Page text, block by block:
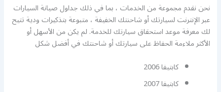
نحن نقدم مجموعة من الخدمات ، بما في ذلك جداول صيانة السيارات
عبر الإنترنت لسيارتك أو شاحنتك الخفيفة ، متبوعة بتذكيرات ودية تتيح
لك معرفة موعد استحقاق سيارتك للخدمة. لم يكن من الأسهل أو
الأكثر ملاءمة الحفاظ على سيارتك أو شاحنتك في أفضل شكل
كابتيفا 2006
كابتيفا 2007